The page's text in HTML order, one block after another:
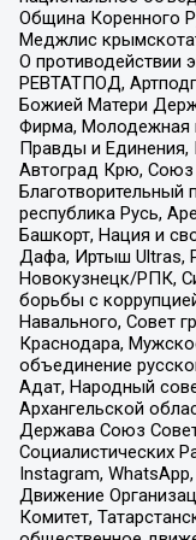
Община Коренного
Меджлис
О противодействии
РЕВТАТПОД,
Божией Матери
Фирма, Молодежная
Правды и Единения,
Автоград Крю, Союз
Благотворительный
республика Русь,
Башкорт, Нация и
Дафа, Иртыш Ultras,
Новокузнецк/РПК,
борьбы с
Навального, Совет
Краснодара,
объединение
Адат, Народный
Архангельской
Держава Союз
Социалистических
Instagram,
Движение
Комитет,